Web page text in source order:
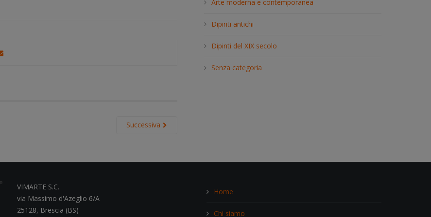
Successiva
h
Arte moderna e contemporanea
Dipinti antichi
Dipinti del XIX secolo
Senza categoria
VIMARTE S.C.
via Massimo d'Azeglio 6/A
25128, Brescia (BS)
Home
Chi siamo